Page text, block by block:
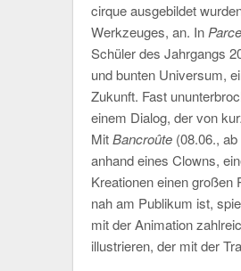
cirque ausgebildet
Werkzeuges, an. In
Schüler des Jahrgangs
und bunten Universum,
Zukunft. Fast
einem Dialog, der von
MitBancroûte (08.06.,
anhand eines Clowns,
Kreationen einen großen
nah am Publikum ist,
mit der Animation
illustrieren, der mit der